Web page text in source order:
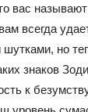
вас
всегда
но
знаков
к